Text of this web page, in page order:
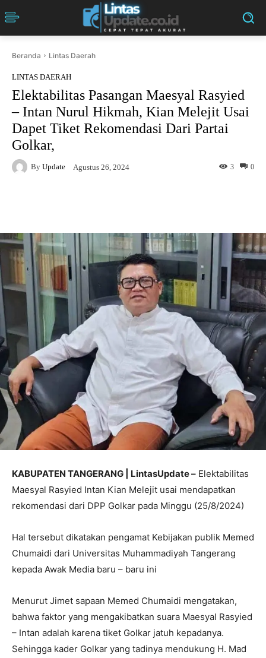
Beranda Lintas Daerah
LINTAS DAERAH
Elektabilitas Pasangan Maesyal Rasyied
– Intan Nurul Hikmah, Kian Melejit Usai
Dapet Tiket Rekomendasi Dari Partai
Golkar,
By Update Agustus 26, 2024 0
3
KABUPATEN TANGERANG | LintasUpdate – Elektabilitas
Maesyal Rasyied Intan Kian Melejit usai mendapatkan
rekomendasi dari DPP Golkar pada Minggu (25/8/2024)
Hal tersebut dikatakan pengamat Kebijakan publik Memed
Chumaidi dari Universitas Muhammadiyah Tangerang
kepada Awak Media baru – baru ini
Menurut Jimet sapaan Memed Chumaidi mengatakan,
bahwa faktor yang mengakibatkan suara Maesyal Rasyied
– Intan adalah karena tiket Golkar jatuh kepadanya.
Sehingga kader Golkar yang tadinya mendukung H. Mad